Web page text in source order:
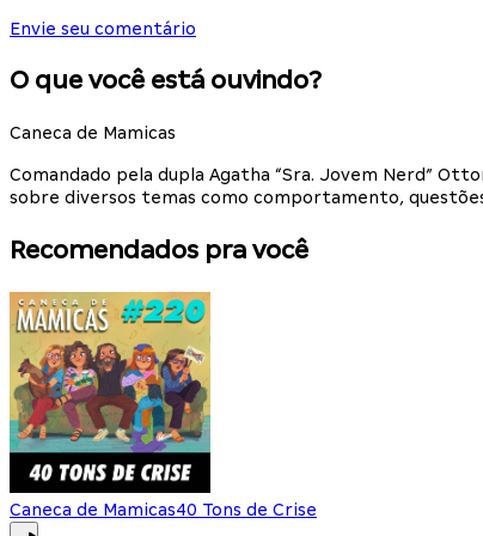
Envie seu comentário
O que você está ouvindo?
Caneca de Mamicas
Comandado pela dupla Agatha “Sra. Jovem Nerd”
sobre diversos temas como comportamento,
Recomendados pra você
Caneca de Mamicas40 Tons de Crise